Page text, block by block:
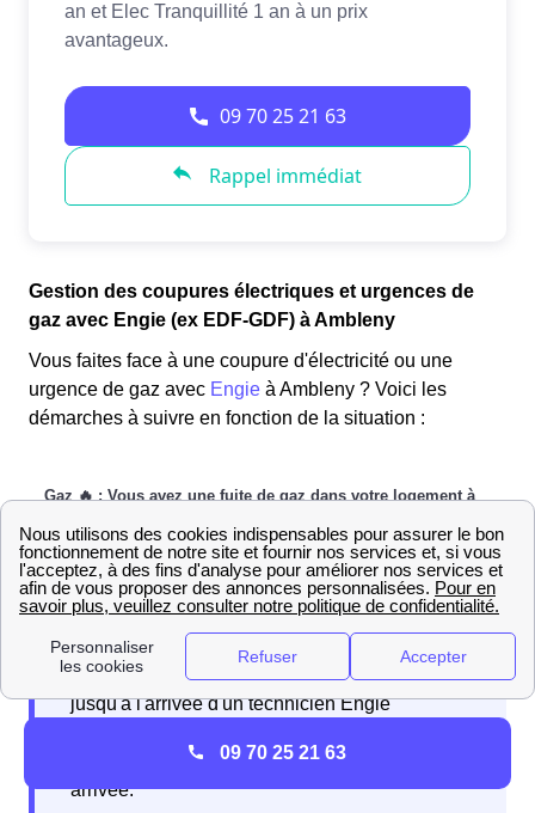
Gestion des coupures électriques et urgences de
gaz avec Engie (ex EDF-GDF) à Ambleny
Vous faites face à une coupure d'électricité ou une
urgence de gaz avec Engie à Ambleny ? Voici les
démarches à suivre en fonction de la situation :
Si vous faites face à une fuite de gaz dans votre
logement à Ambleny, suivez simplement les étapes
Étape 1 :Pour commencer,ouvrez toutes
les fenêtres de votre domicilel'Amblenois afin de
pour éviter tout danger potentiel dans votre habitation.
Ne manipulez aucun appareil électrique à
incendie. Après avoir effectué ces étapes, les
En cas d'intervention, vous devrez patienter
jusqu'à l'arrivée d'un technicien Engie
des consignes à suivre en attendant son
arrivée.
09 70 25 21 63